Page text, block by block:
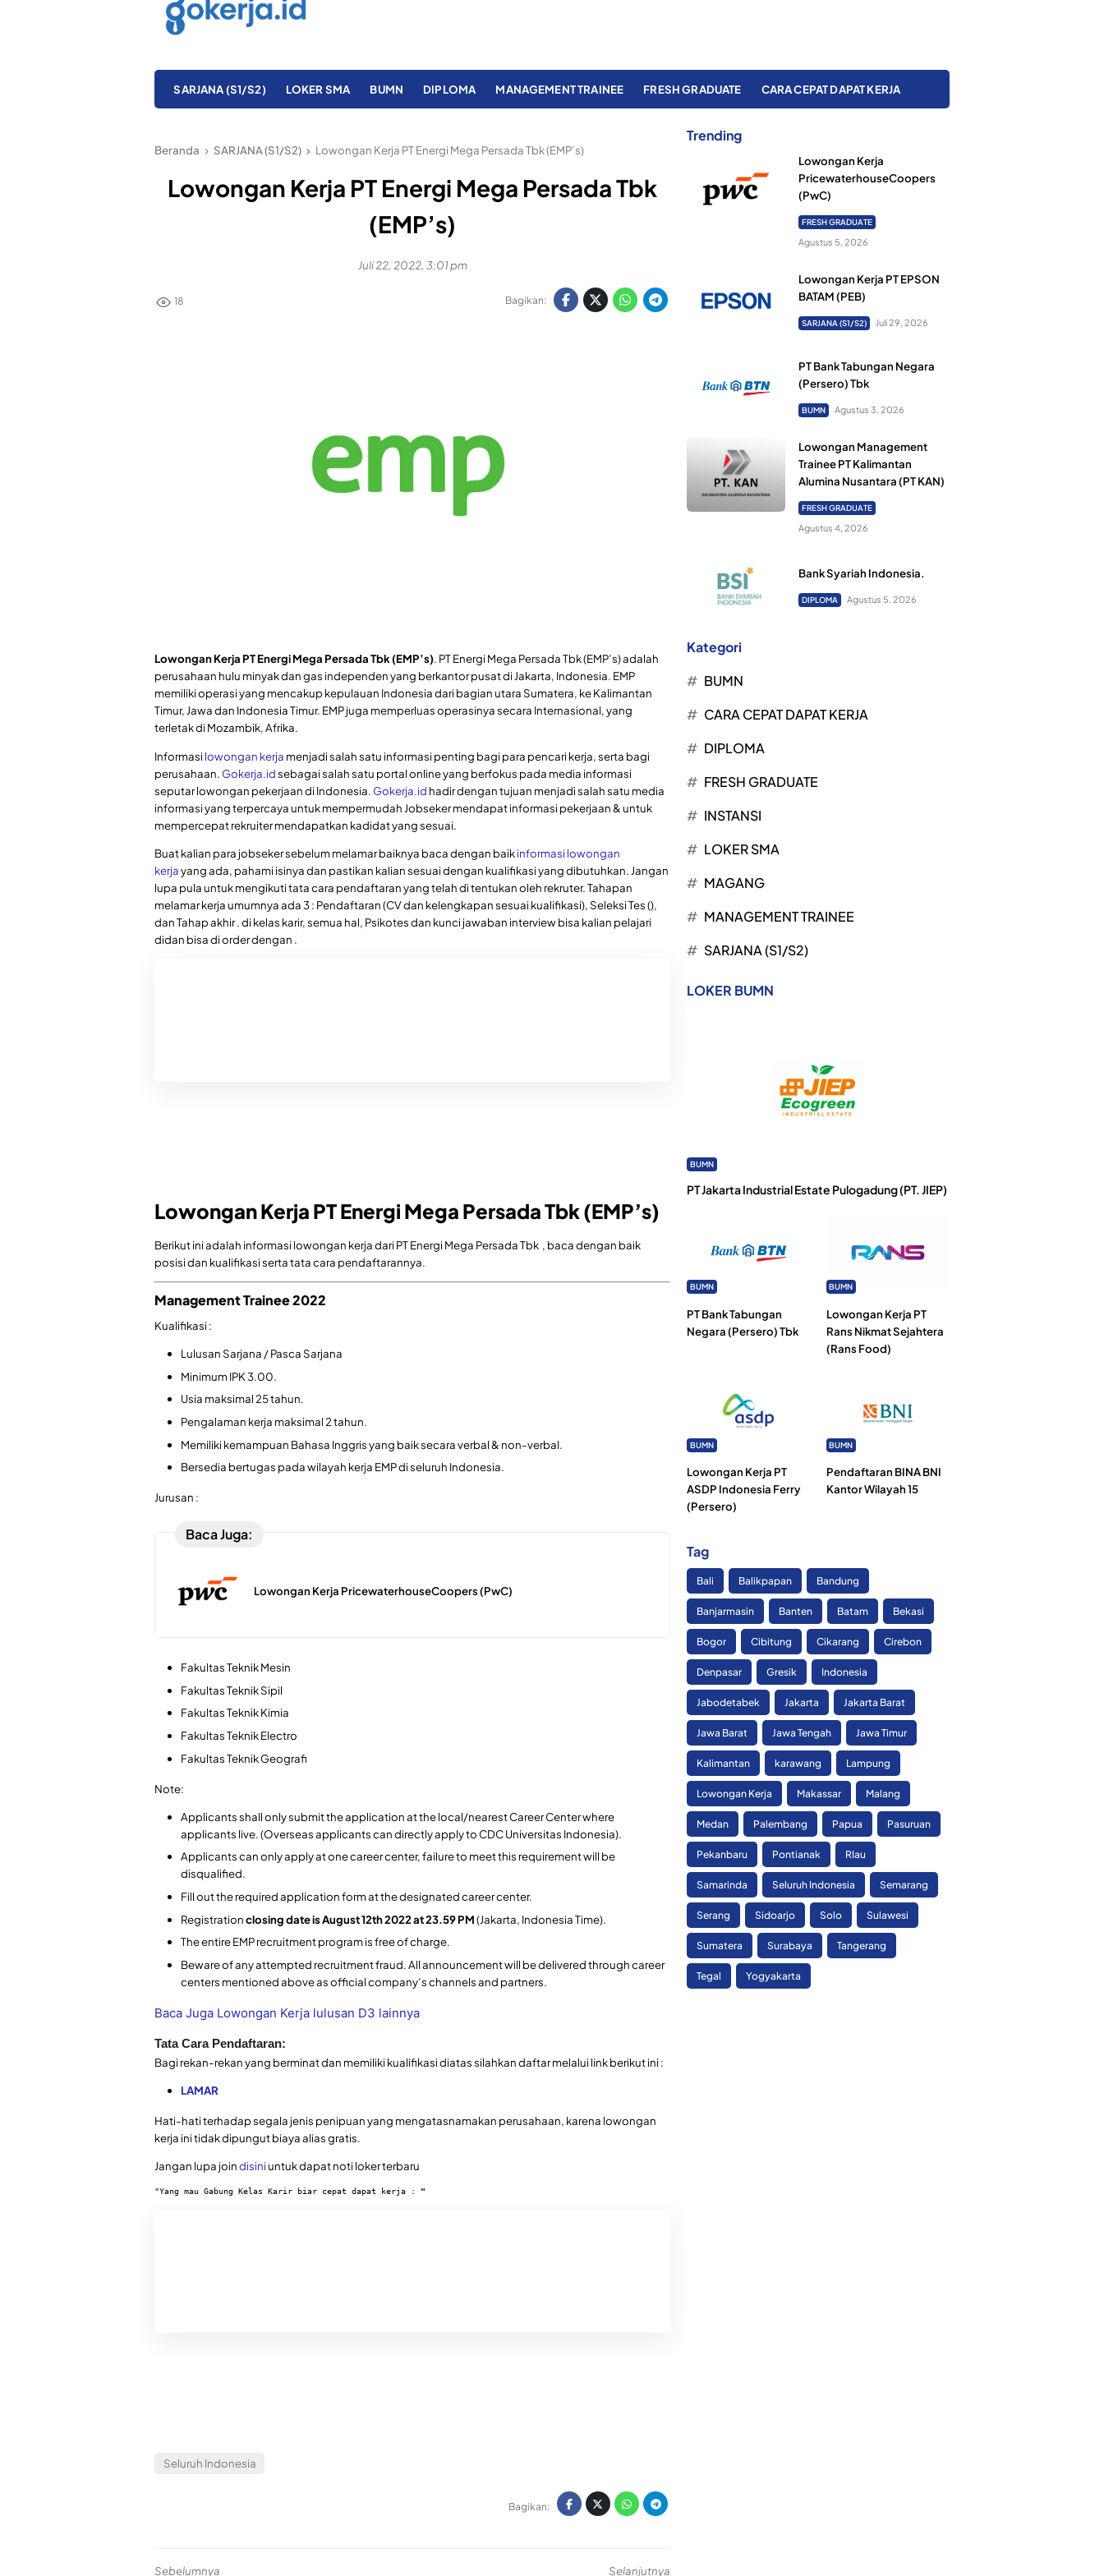
SARJANA (S1/S2) LOKER SMA BUMN DIPLOMA MANAGEMENT TRAINEE FRESH GRADUATE CARA CEPAT DAPAT KERJA
Beranda SARJANA (S1/S2) Lowongan Kerja PT Energi Mega Persada Tbk (EMP’s)
Lowongan Kerja PT Energi Mega Persada Tbk
(EMP’s)
Juli 22, 2022, 3:01 pm
18 Bagikan:
Lowongan Kerja PT Energi Mega Persada Tbk (EMP’s). PT Energi Mega Persada Tbk (EMP’s) adalah
perusahaan hulu minyak dan gas independen yang berkantor pusat di Jakarta, Indonesia. EMP
memiliki operasi yang mencakup kepulauan Indonesia dari bagian utara Sumatera, ke Kalimantan
Timur, Jawa dan Indonesia Timur. EMP juga memperluas operasinya secara Internasional, yang
terletak di Mozambik, Afrika.
Informasi lowongan kerja menjadi salah satu informasi penting bagi para pencari kerja, serta bagi
perusahaan. Gokerja.idsebagai salah satu portal online yang berfokus pada media informasi
seputar lowongan pekerjaan di Indonesia. Gokerja.id hadir dengan tujuan menjadi salah satu media
informasi yang terpercaya untuk mempermudah Jobseker mendapat informasi pekerjaan & untuk
mempercepat rekruiter mendapatkan kadidat yang sesuai.
Buat kalian para jobseker sebelum melamar baiknya baca dengan baikinformasi lowongan
kerjayang ada, pahami isinya dan pastikan kalian sesuai dengan kualifikasi yang dibutuhkan. Jangan
lupa pula untuk mengikuti tata cara pendaftaran yang telah di tentukan oleh rekruter. Tahapan
melamar kerja umumnya ada 3 : Pendaftaran (CV dan kelengkapan sesuai kualifikasi), Seleksi Tes (),
dan Tahap akhir . di kelas karir, semua hal, Psikotes dan kunci jawaban interview bisa kalian pelajari
didan bisa di order dengan .
Lowongan Kerja PT Energi Mega Persada Tbk (EMP’s)
Berikut ini adalah informasi lowongan kerja dari PT Energi Mega Persada Tbk , baca dengan baik
posisi dan kualifikasi serta tata cara pendaftarannya.
Management Trainee 2022
Kualifikasi :
Lulusan Sarjana / Pasca Sarjana
Minimum IPK 3.00.
Usia maksimal 25 tahun.
Pengalaman kerja maksimal 2 tahun.
Memiliki kemampuan Bahasa Inggris yang baik secara verbal & non-verbal.
Bersedia bertugas pada wilayah kerja EMP di seluruh Indonesia.
Jurusan :
Baca Juga:
Lowongan Kerja PricewaterhouseCoopers (PwC)
Fakultas Teknik Mesin
Fakultas Teknik Sipil
Fakultas Teknik Kimia
Fakultas Teknik Electro
Fakultas Teknik Geografi
Note:
Applicants shall only submit the application at the local/nearest Career Center where
applicants live. (Overseas applicants can directly apply to CDC Universitas Indonesia).
Applicants can only apply at one career center, failure to meet this requirement will be
disqualified.
Fill out the required application form at the designated career center.
Registrationclosing date is August 12th 2022 at 23.59 PM(Jakarta, Indonesia Time).
The entire EMP recruitment program is free of charge.
Beware of any attempted recruitment fraud. All announcement will be delivered through career
centers mentioned above as official company’s channels and partners.
Baca Juga Lowongan Kerja lulusan D3 lainnya
Tata Cara Pendaftaran:
Bagi rekan-rekan yang berminat dan memiliki kualifikasi diatas silahkan daftar melalui link berikut ini :
LAMAR
Hati-hati terhadap segala jenis penipuan yang mengatasnamakan perusahaan, karena lowongan
kerja ini tidak dipungut biaya alias gratis.
Jangan lupa joindisiniuntuk dapat noti loker terbaru
"Yang mau Gabung Kelas Karir biar cepat dapat kerja : "
Seluruh Indonesia
Bagikan:
Sebelumnya Selanjutnya
Trending
Lowongan Kerja
PricewaterhouseCoopers
(PwC)
FRESH GRADUATE
Agustus 5, 2026
Lowongan Kerja PT EPSON
BATAM (PEB)
SARJANA (S1/S2) Juli 29, 2026
PT Bank Tabungan Negara
(Persero) Tbk
BUMN Agustus 3, 2026
Lowongan Management
Trainee PT Kalimantan
Alumina Nusantara (PT KAN)
FRESH GRADUATE
Agustus 4, 2026
Bank Syariah Indonesia.
DIPLOMA Agustus 5, 2026
Kategori
BUMN
CARA CEPAT DAPAT KERJA
DIPLOMA
FRESH GRADUATE
INSTANSI
LOKER SMA
MAGANG
MANAGEMENT TRAINEE
SARJANA (S1/S2)
LOKER BUMN
BUMN
PT Jakarta Industrial Estate Pulogadung (PT. JIEP)
BUMN
PT Bank Tabungan
Negara (Persero) Tbk
BUMN
Lowongan Kerja PT
Rans Nikmat Sejahtera
(Rans Food)
BUMN
Lowongan Kerja PT
ASDP Indonesia Ferry
(Persero)
BUMN
Pendaftaran BINA BNI
Kantor Wilayah 15
Tag
Bali Balikpapan Bandung
Banjarmasin Banten Batam Bekasi
Bogor Cibitung Cikarang Cirebon
Denpasar Gresik Indonesia
Jabodetabek Jakarta Jakarta Barat
Jawa Barat Jawa Tengah Jawa Timur
Kalimantan karawang Lampung
Lowongan Kerja Makassar Malang
Medan Palembang Papua Pasuruan
Pekanbaru Pontianak RIau
Samarinda Seluruh Indonesia Semarang
Serang Sidoarjo Solo Sulawesi
Sumatera Surabaya Tangerang
Tegal Yogyakarta